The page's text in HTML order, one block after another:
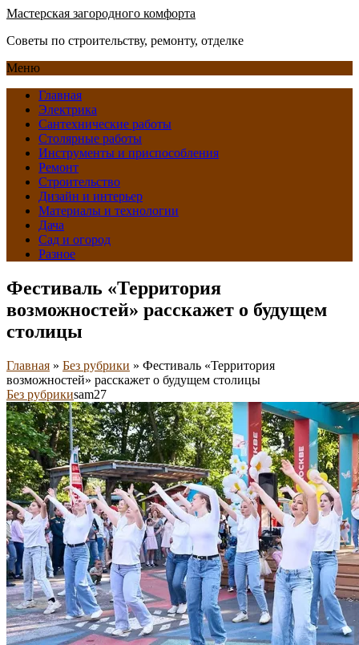
Мастерская загородного комфорта
Советы по строительству, ремонту, отделке
Меню
Главная
Электрика
Сантехнические работы
Столярные работы
Инструменты и приспособления
Ремонт
Строительство
Дизайн и интерьер
Материалы и технологии
Дача
Сад и огород
Разное
Фестиваль «Территория
возможностей» расскажет о будущем
столицы
Главная » Без рубрики » Фестиваль «Территория
возможностей» расскажет о будущем столицы
Без рубрикиsam27